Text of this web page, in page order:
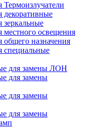
освещения
назначения
специальные
для замены ЛОН
для замены
для замены
для замены